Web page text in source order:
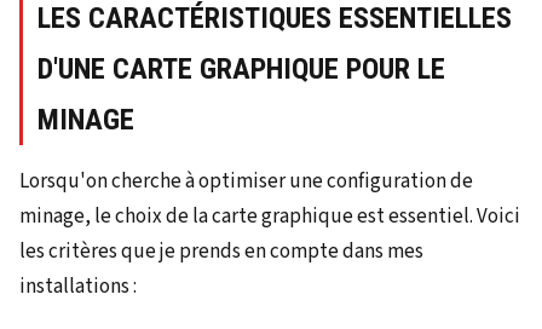
LES CARACTÉRISTIQUES ESSENTIELLES
D'UNE CARTE GRAPHIQUE POUR LE
MINAGE
Lorsqu'on cherche à optimiser une configuration de
minage, le choix de la carte graphique est essentiel. Voici
les critères que je prends en compte dans mes
installations :